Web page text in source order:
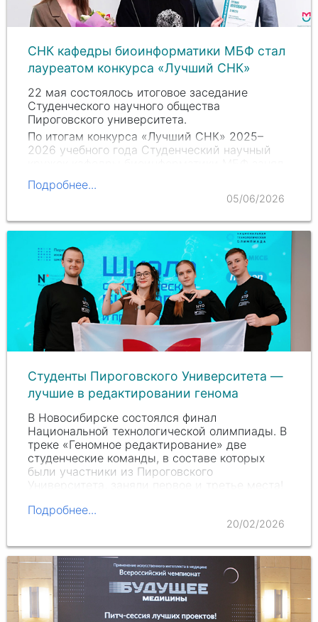
СНК кафедры биоинформатики МБФ стал
лауреатом конкурса «Лучший СНК»
22 мая состоялось итоговое заседание
Студенческого научного общества
Пироговского университета.
По итогам конкурса «Лучший СНК» 2025–
2026 учебного года Студенческий научный
Подробнее...
05/06/2026
Студенты Пироговского Университета —
лучшие в редактировании генома
В Новосибирске состоялся финал
Национальной технологической олимпиады. В
треке «Геномное редактирование» две
студенческие команды, в составе которых
были участники из Пироговского
Университета, заняли первое и третье места!
Подробнее...
20/02/2026